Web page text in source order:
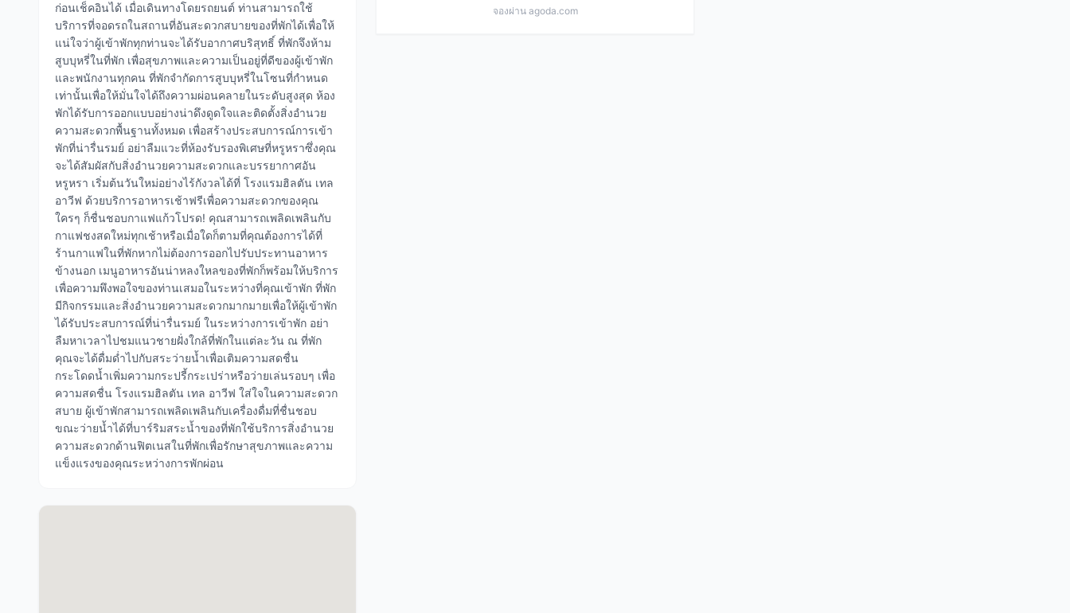
ก่อนเช็คอินได้ เมื่อเดินทางโดยรถยนต์ ท่านสามารถใช้
บริการที่จอดรถในสถานที่อันสะดวกสบายของที่พักได้เพื่อให้
แน่ใจว่าผู้เข้าพักทุกท่านจะได้รับอากาศบริสุทธิ์ ที่พักจึงห้าม
สูบบุหรี่ในที่พัก เพื่อสุขภาพและความเป็นอยู่ที่ดีของผู้เข้าพัก
และพนักงานทุกคน ที่พักจำกัดการสูบบุหรี่ในโซนที่กำหนด
เท่านั้นเพื่อให้มั่นใจได้ถึงความผ่อนคลายในระดับสูงสุด ห้อง
พักได้รับการออกแบบอย่างน่าดึงดูดใจและติดตั้งสิ่งอำนวย
ความสะดวกพื้นฐานทั้งหมด เพื่อสร้างประสบการณ์การเข้า
พักที่น่ารื่นรมย์ อย่าลืมแวะที่ห้องรับรองพิเศษที่หรูหราซึ่งคุณ
จะได้สัมผัสกับสิ่งอำนวยความสะดวกและบรรยากาศอัน
หรูหรา เริ่มต้นวันใหม่อย่างไร้กังวลได้ที่ โรงแรมฮิลตัน เทล
อาวีฟ ด้วยบริการอาหารเช้าฟรีเพื่อความสะดวกของคุณ
ใครๆ ก็ชื่นชอบกาแฟแก้วโปรด! คุณสามารถเพลิดเพลินกับ
กาแฟชงสดใหม่ทุกเช้าหรือเมื่อใดก็ตามที่คุณต้องการได้ที่
ร้านกาแฟในที่พักหากไม่ต้องการออกไปรับประทานอาหาร
ข้างนอก เมนูอาหารอันน่าหลงใหลของที่พักก็พร้อมให้บริการ
เพื่อความพึงพอใจของท่านเสมอในระหว่างที่คุณเข้าพัก ที่พัก
มีกิจกรรมและสิ่งอำนวยความสะดวกมากมายเพื่อให้ผู้เข้าพัก
ได้รับประสบการณ์ที่น่ารื่นรมย์ ในระหว่างการเข้าพัก อย่า
ลืมหาเวลาไปชมแนวชายฝั่งใกล้ที่พักในแต่ละวัน ณ ที่พัก
คุณจะได้ดื่มด่ำไปกับสระว่ายน้ำเพื่อเติมความสดชื่น
กระโดดน้ำเพิ่มความกระปรี้กระเปร่าหรือว่ายเล่นรอบๆ เพื่อ
ความสดชื่น โรงแรมฮิลตัน เทล อาวีฟ ใส่ใจในความสะดวก
สบาย ผู้เข้าพักสามารถเพลิดเพลินกับเครื่องดื่มที่ชื่นชอบ
ขณะว่ายน้ำได้ที่บาร์ริมสระน้ำของที่พักใช้บริการสิ่งอำนวย
ความสะดวกด้านฟิตเนสในที่พักเพื่อรักษาสุขภาพและความ
แข็งแรงของคุณระหว่างการพักผ่อน
จองผ่าน agoda.com